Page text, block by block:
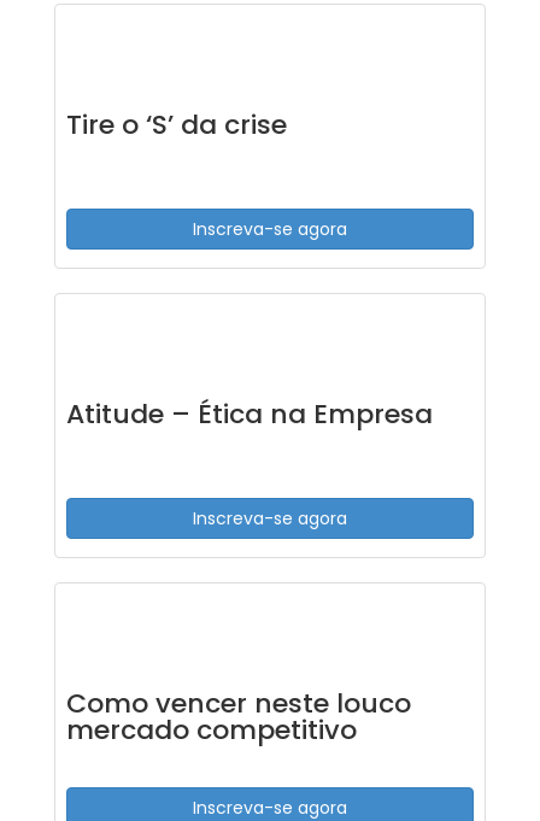
Tire o ‘S’ da crise
Inscreva-se agora
Atitude – Ética na Empresa
Inscreva-se agora
Como vencer neste louco
mercado competitivo
Inscreva-se agora